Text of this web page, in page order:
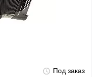
Под заказ